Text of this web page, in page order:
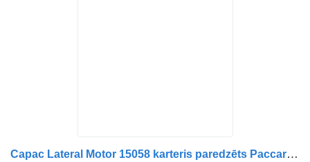
Capac Lateral Motor 15058 karteris paredzēts Paccar pentru Solaris kravas automašīnas